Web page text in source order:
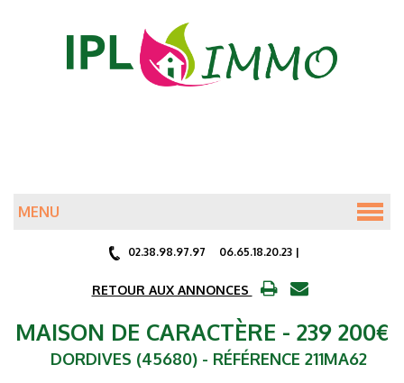
MENU
ANNONCES
SERVICES LOCATAIRES
02.38.98.97.97 06.65.18.20.23 |
RETOUR AUX ANNONCES
MAISON DE CARACTÈRE - 239 200€
DORDIVES (45680) - RÉFÉRENCE 211MA62